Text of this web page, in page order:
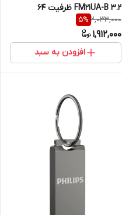
FM21UA-B 3.2 ظرفیت 64
گیگابایت با رابط USB 3.2
2,033,000
5%
1,912,000
افزودن به سبد